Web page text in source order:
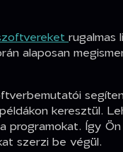
rugalmas
alaposan
keresztül.
programokat. Így
szerzi be végül.